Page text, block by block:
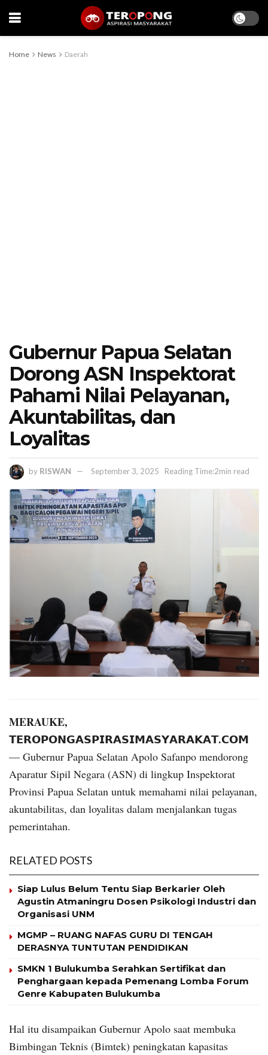
Home News Daerah
Gubernur Papua Selatan
Dorong ASN Inspektorat
Pahami Nilai Pelayanan,
Akuntabilitas, dan
Loyalitas
by RISWAN September 3, 2025 Reading Time:2min read
MERAUKE,
𝗧𝗘𝗥𝗢𝗣𝗢𝗡𝗚𝗔𝗦𝗣𝗜𝗥𝗔𝗦𝗜𝗠𝗔𝗦𝗬𝗔𝗥𝗔𝗞𝗔𝗧.𝗖𝗢𝗠
— Gubernur Papua Selatan Apolo Safanpo mendorong
Aparatur Sipil Negara (ASN) di lingkup Inspektorat
Provinsi Papua Selatan untuk memahami nilai pelayanan,
akuntabilitas, dan loyalitas dalam menjalankan tugas
pemerintahan.
RELATED POSTS
Siap Lulus Belum Tentu Siap Berkarier Oleh
Agustin Atmaningru Dosen Psikologi Industri dan
Organisasi UNM
MGMP – RUANG NAFAS GURU DI TENGAH
DERASNYA TUNTUTAN PENDIDIKAN
SMKN 1 Bulukumba Serahkan Sertifikat dan
Penghargaan kepada Pemenang Lomba Forum
Genre Kabupaten Bulukumba
Hal itu disampaikan Gubernur Apolo saat membuka
Bimbingan Teknis (Bimtek) peningkatan kapasitas